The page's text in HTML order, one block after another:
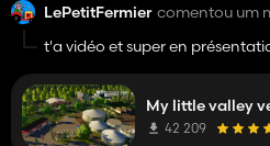
LePetitFermier comentou um
t'a vidéo et super en
My little valley
42 209